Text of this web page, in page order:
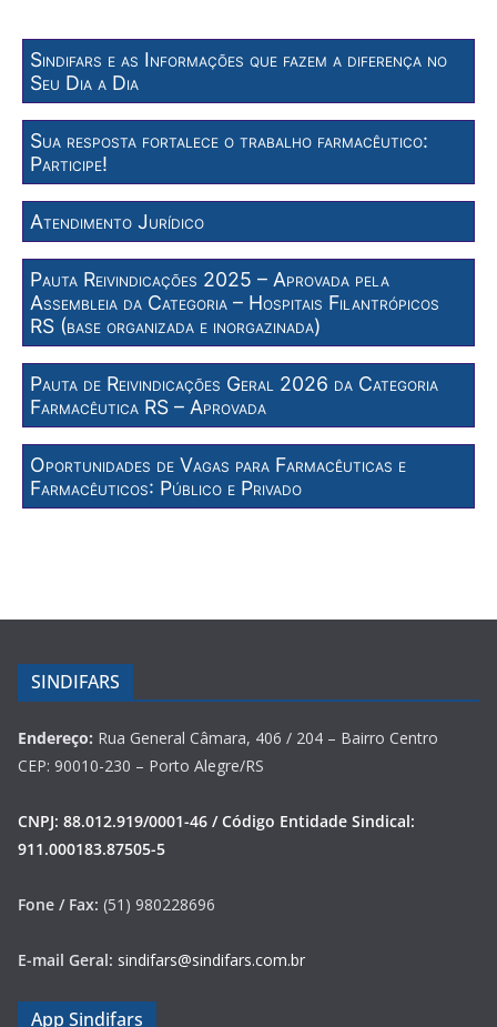
Sindifars e as Informações que fazem a diferença no
Seu Dia a Dia
Sua resposta fortalece o trabalho farmacêutico:
Participe!
Atendimento Jurídico
Pauta Reivindicações 2025 – Aprovada pela
Assembleia da Categoria – Hospitais Filantrópicos
RS (base organizada e inorgazinada)
Pauta de Reivindicações Geral 2026 da Categoria
Farmacêutica RS – Aprovada
Oportunidades de Vagas para Farmacêuticas e
Farmacêuticos: Público e Privado
SINDIFARS
Endereço: Rua General Câmara, 406 / 204 – Bairro Centro
CEP: 90010-230 – Porto Alegre/RS
CNPJ: 88.012.919/0001-46 / Código Entidade Sindical:
911.000183.87505-5
Fone / Fax: (51) 980228696
E-mail Geral: sindifars@sindifars.com.br
App Sindifars